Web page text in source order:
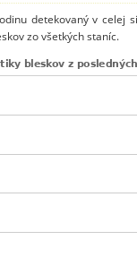
detekovaný v celej
zo všetkých staníc.